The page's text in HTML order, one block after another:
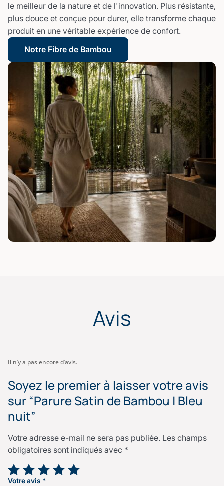
le meilleur de la nature et de l'innovation. Plus résistante,
plus douce et conçue pour durer, elle transforme chaque
produit en une véritable expérience de confort.
Notre Fibre de Bambou
Avis
Il n’y a pas encore d’avis.
Soyez le premier à laisser votre avis
sur “Parure Satin de Bambou | Bleu
nuit”
Votre adresse e-mail ne sera pas publiée. Les champs
obligatoires sont indiqués avec *
Votre note*
Votre avis *